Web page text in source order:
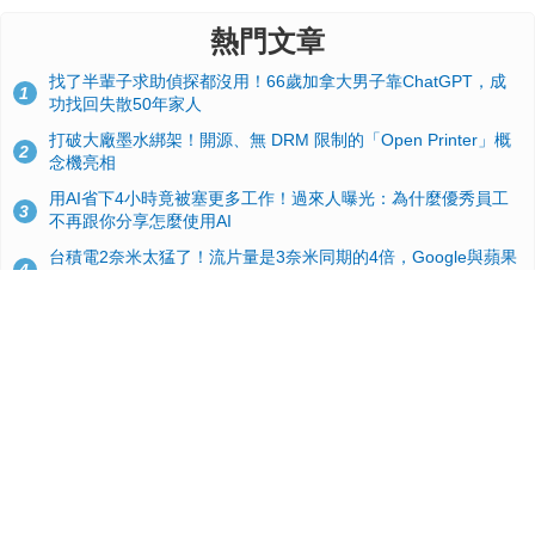
熱門文章
1
找了半輩子求助偵探都沒用！66歲加拿大男子靠ChatGPT，成
功找回失散50年家人
2
打破大廠墨水綁架！開源、無 DRM 限制的「Open Printer」概
念機亮相
3
用AI省下4小時竟被塞更多工作！過來人曝光：為什麼優秀員工
不再跟你分享怎麼使用AI
4
台積電2奈米太猛了！流片量是3奈米同期的4倍，Google與蘋果